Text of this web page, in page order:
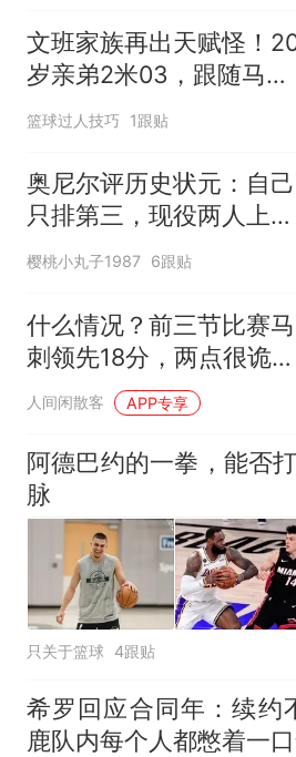
文班家族再出天赋怪！
岁亲弟2米03，跟随马刺
合练冲NBA
篮球过人技巧 1跟贴
奥尼尔评历史状元：自己
只排第三，现役两人上
榜，第一没悬念
樱桃小丸子1987 6跟贴
什么情况？前三节比赛马
刺领先18分，两点很诡
异，想起杜锋
人间闲散客 APP专享
阿德巴约的一拳，能否
脉
只关于篮球 4跟贴
希罗回应合同年：续约
鹿队内每个人都憋着一